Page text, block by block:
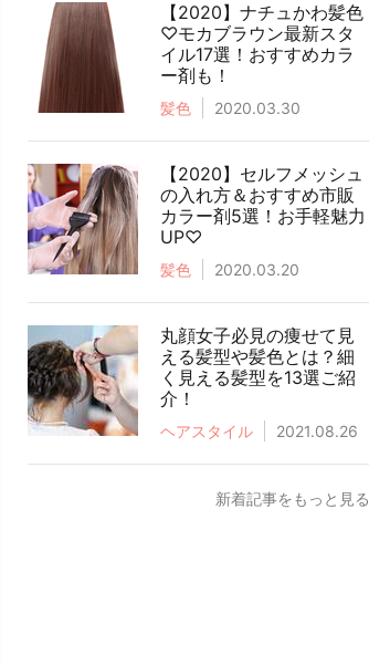
【2020】ナチュかわ髪色
♡モカブラウン最新スタ
イル17選！おすすめカラ
ー剤も！
髪色 2020.03.30
【2020】セルフメッシュ
の入れ方＆おすすめ市販
カラー剤5選！お手軽魅力
UP♡
髪色 2020.03.20
丸顔女子必見の痩せて見
える髪型や髪色とは？細
く見える髪型を13選ご紹
介！
ヘアスタイル 2021.08.26
新着記事をもっと見る